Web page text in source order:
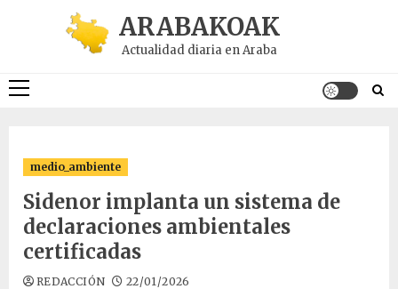
ARABAKOAK
Actualidad diaria en Araba
Menú
medio_ambiente
Sidenor implanta un sistema de
declaraciones ambientales
certificadas
REDACCIÓN 22/01/2026